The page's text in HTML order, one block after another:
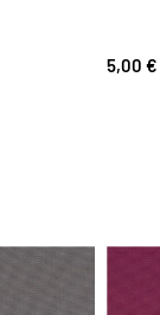
5,00 €